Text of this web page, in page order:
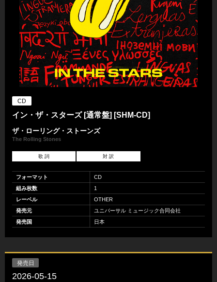
CD
イン・ザ・スターズ [通常盤] [SHM-CD]
ザ・ローリング・ストーンズ
The Rolling Stones
歌 詞 対 訳
フォーマット
CD
組み枚数
1
レーベル
OTHER
発売元
ユニバーサル ミュージック合同会社
発売国
日本
発売日
2026-05-15